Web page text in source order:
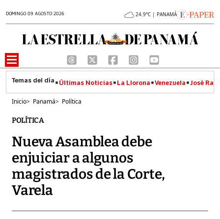
DOMINGO 09 AGOSTO 2026 24.9°C | PANAMÁ
Últimas Noticias La Llorona Venezuela José
Inicio> Panamá> Política
POLÍTICA
Nueva Asamblea debe
enjuiciar a algunos
magistrados de la Corte,
Varela